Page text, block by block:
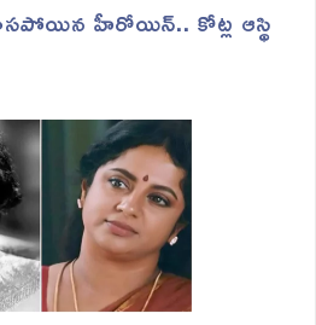
హీరోయిన్.. కోట్ల ఆస్థి